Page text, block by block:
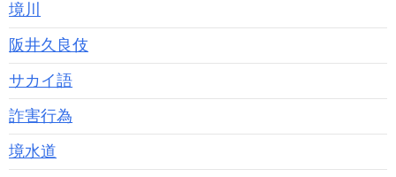
境川
阪井久良伎
サカイ語
詐害行為
境水道